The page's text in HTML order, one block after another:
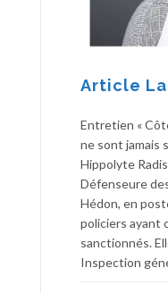
Article
Entretien «
ne sont jamais
Hippolyte
Défenseure
Hédon, en
policiers ayant
sanctionnés.
Inspection